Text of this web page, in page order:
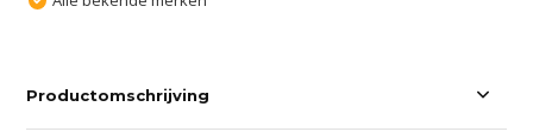
Productomschrijving